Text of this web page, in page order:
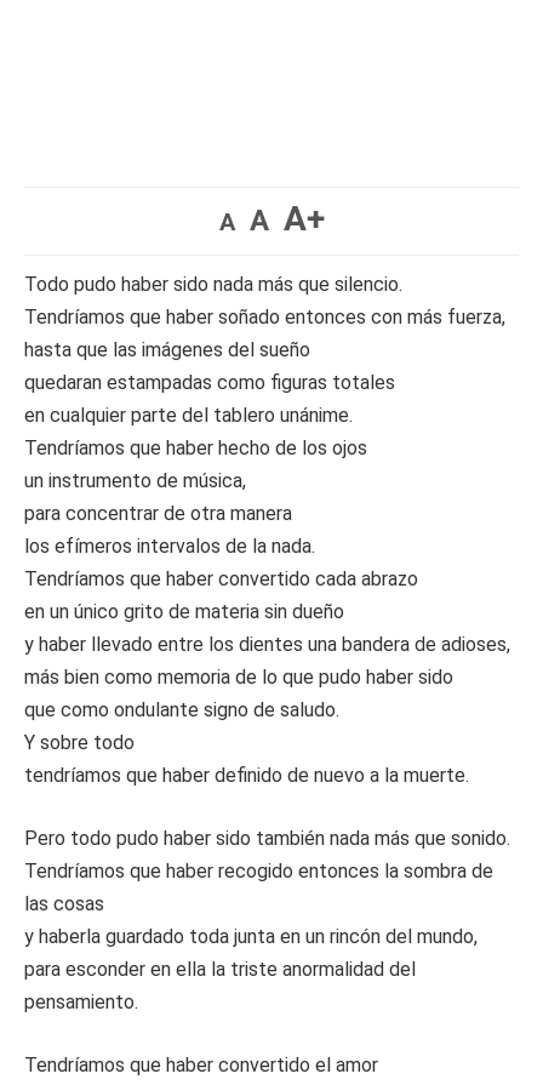
A A A+
Todo pudo haber sido nada más que silencio.
Tendríamos que haber soñado entonces con más fuerza,
hasta que las imágenes del sueño
quedaran estampadas como figuras totales
en cualquier parte del tablero unánime.
Tendríamos que haber hecho de los ojos
un instrumento de música,
para concentrar de otra manera
los efímeros intervalos de la nada.
Tendríamos que haber convertido cada abrazo
en un único grito de materia sin dueño
y haber llevado entre los dientes una bandera de adioses,
más bien como memoria de lo que pudo haber sido
que como ondulante signo de saludo.
Y sobre todo
tendríamos que haber definido de nuevo a la muerte.
Pero todo pudo haber sido también nada más que sonido.
Tendríamos que haber recogido entonces la sombra de
las cosas
y haberla guardado toda junta en un rincón del mundo,
para esconder en ella la triste anormalidad del
pensamiento.
Tendríamos que haber convertido el amor